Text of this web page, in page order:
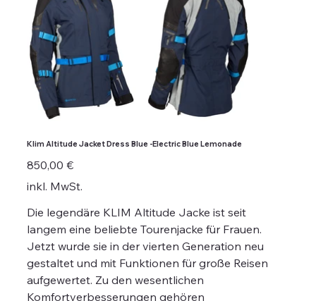
Klim Altitude Jacket Dress Blue -Electric Blue Lemonade
Preis
850,00 €
inkl. MwSt.
Die legendäre KLIM Altitude Jacke ist seit
langem eine beliebte Tourenjacke für Frauen.
Jetzt wurde sie in der vierten Generation neu
gestaltet und mit Funktionen für große Reisen
aufgewertet. Zu den wesentlichen
Komfortverbesserungen gehören